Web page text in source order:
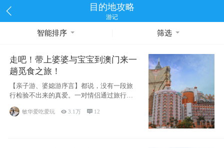
目的地攻略
游记
智能排序 筛选
走吧！带上婆婆与宝宝到澳门来一
趟觅食之旅！
【亲子游、婆媳游序言】都说，没有一段旅
行检验不出来的真爱。一对情侣通过旅行的
相处能够
敏华爱吃爱玩  3.1万  12